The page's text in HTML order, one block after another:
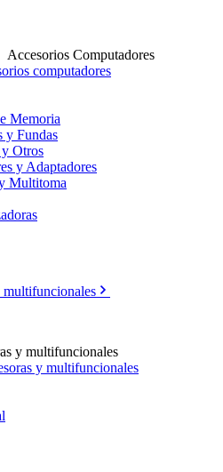
Accesorios Computadores
computadores
Memoria
y Fundas
Otros
y Adaptadores
Multitoma
multifuncionales
y multifuncionales
y multifuncionales